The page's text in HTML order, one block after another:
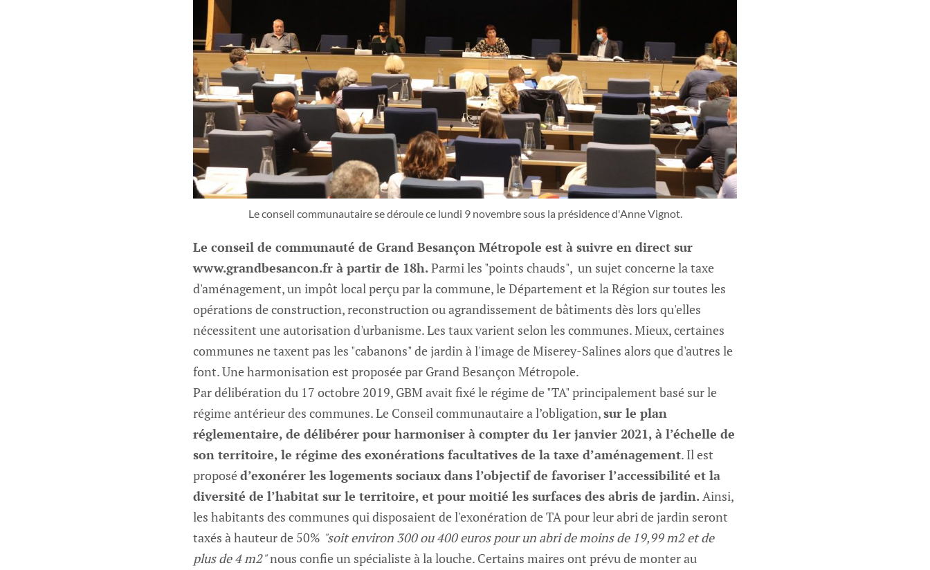
Le conseil communautaire se déroule ce lundi 9 novembre sous la présidence d'Anne Vignot.
Le conseil de communauté de Grand Besançon Métropole est à suivre en direct sur
www.grandbesancon.fr à partir de 18h.Parmi les "points chauds", un sujet concerne la taxe
d'aménagement, un impôt local perçu par la commune, le Département et la Région sur toutes les
opérations de construction, reconstruction ou agrandissement de bâtiments dès lors qu'elles
nécessitent une autorisation d'urbanisme. Les taux varient selon les communes. Mieux, certaines
communes ne taxent pas les "cabanons" de jardin à l'image de Miserey-Salines alors que d'autres le
font. Une harmonisation est proposée par Grand Besançon Métropole.
Par délibération du 17 octobre 2019, GBM avait fixé le régime de "TA" principalement basé sur le
régime antérieur des communes. Le Conseil communautaire a l’obligation,sur le plan
réglementaire, de délibérer pour harmoniser à compter du 1er janvier 2021, à l’échelle de
son territoire, le régime des exonérations facultatives de la taxe d’aménagement. Il est
proposéd’exonérer les logements sociaux dans l’objectif de favoriser l’accessibilité et la
diversité de l’habitat sur le territoire, et pour moitié les surfaces des abris de jardin.Ainsi,
les habitants des communes qui disposaient de l'exonération de TA pour leur abri de jardin seront
taxés à hauteur de 50% "soit environ 300 ou 400 euros pour un abri de moins de 19,99 m2 et de
plus de 4 m2"nous confie un spécialiste à la louche. Certains maires ont prévu de monter au